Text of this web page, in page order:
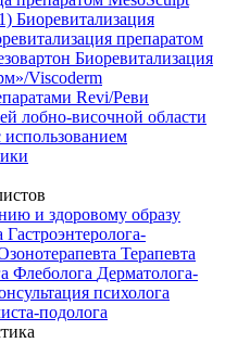
Биоревитализация
препаратом
Биоревитализация
Viscoderm
Revi/Реви
лобно-височной области
и здоровому образу
Гастроэнтеролога-
Терапевта
Флеболога Дерматолога-
психолога
подолога